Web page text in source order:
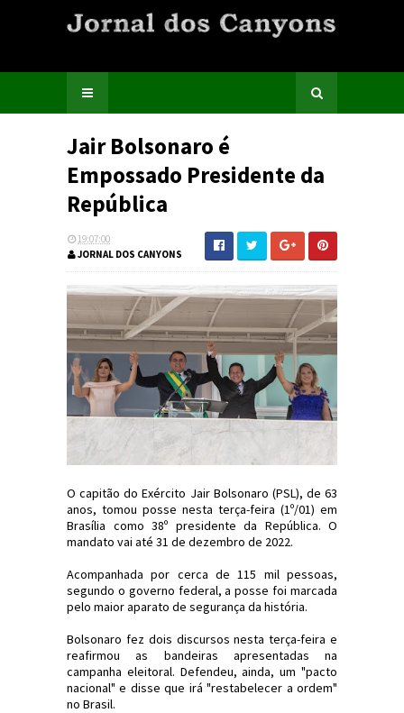
Jair Bolsonaro é
Empossado Presidente da
República
19:07:00
JORNAL DOS CANYONS
O capitão do Exército Jair Bolsonaro (PSL), de 63
anos, tomou posse nesta terça-feira (1º/01) em
Brasília como 38º presidente da República. O
mandato vai até 31 de dezembro de 2022.
Acompanhada por cerca de 115 mil pessoas,
segundo o governo federal, a posse foi marcada
pelo maior aparato de segurança da história.
Bolsonaro fez dois discursos nesta terça-feira e
reafirmou as bandeiras apresentadas na
campanha eleitoral. Defendeu, ainda, um "pacto
nacional" e disse que irá "restabelecer a ordem"
no Brasil.